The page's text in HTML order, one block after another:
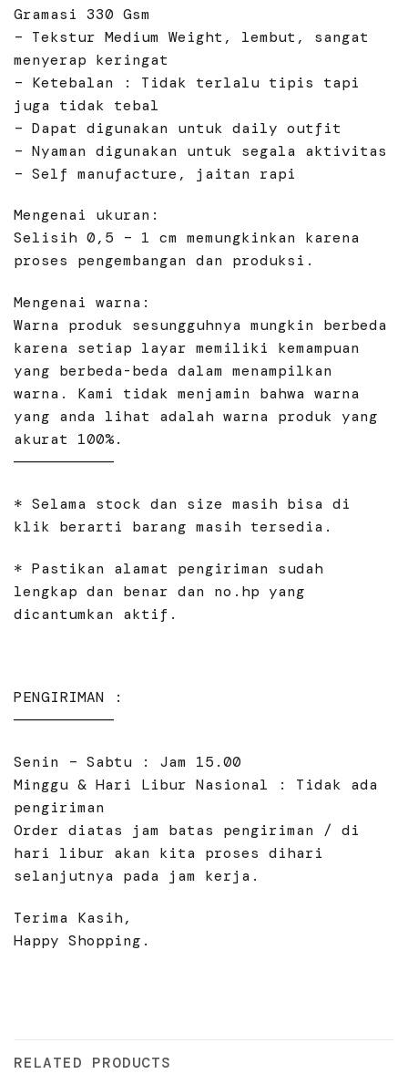
Gramasi 330 Gsm
– Tekstur Medium Weight, lembut, sangat
menyerap keringat
– Ketebalan : Tidak terlalu tipis tapi
juga tidak tebal
– Dapat digunakan untuk daily outfit
– Nyaman digunakan untuk segala aktivitas
– Self manufacture, jaitan rapi
Mengenai ukuran:
Selisih 0,5 – 1 cm memungkinkan karena
proses pengembangan dan produksi.
Mengenai warna:
Warna produk sesungguhnya mungkin berbeda
karena setiap layar memiliki kemampuan
yang berbeda-beda dalam menampilkan
warna. Kami tidak menjamin bahwa warna
yang anda lihat adalah warna produk yang
akurat 100%.
———————————
* Selama stock dan size masih bisa di
klik berarti barang masih tersedia.
* Pastikan alamat pengiriman sudah
lengkap dan benar dan no.hp yang
dicantumkan aktif.
PENGIRIMAN :
———————————
Senin – Sabtu : Jam 15.00
Minggu & Hari Libur Nasional : Tidak ada
pengiriman
Order diatas jam batas pengiriman / di
hari libur akan kita proses dihari
selanjutnya pada jam kerja.
Terima Kasih,
Happy Shopping.
RELATED PRODUCTS